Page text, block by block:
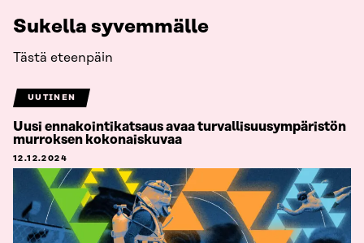
Sukella syvemmälle
Tästä eteenpäin
UUTINEN
Uusi ennakointikatsaus avaa turvallisuus­­ympäristön
murroksen kokonaiskuvaa
12.12.2024